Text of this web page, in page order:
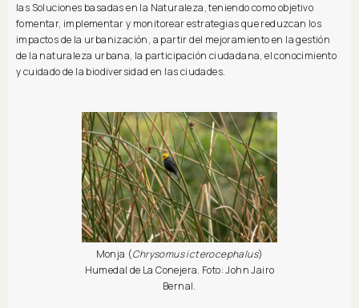
las Soluciones basadas en la Naturaleza, teniendo como objetivo
fomentar, implementar y monitorear estrategias que reduzcan los
impactos de la urbanización, a partir del mejoramiento en la gestión
de la naturaleza urbana, la participación ciudadana, el conocimiento
y cuidado de la biodiversidad en las ciudades.
Monja (Chrysomus icterocephalus)
Humedal de La Conejera. Foto: John Jairo
Bernal.